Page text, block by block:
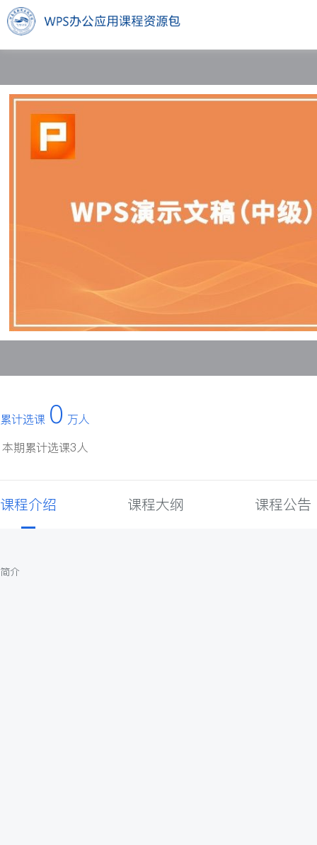
累计选课 0 万人
本期累计选课3人
课程介绍 课程大纲 课程公告
简介